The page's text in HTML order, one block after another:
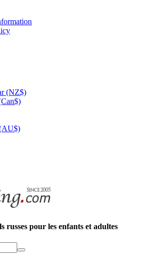
(NZ$)
russes pour les enfants et adultes